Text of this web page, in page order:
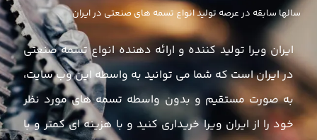
سالها سابقه در عرصه تولید انواع تسمه های صنعتی در ایران
ایران ویرا تولید کننده و ارائه دهنده انواع تسمه صنعتی
در ایران است که شما می توانید به واسطه این وب سایت،
به صورت مستقیم و بدون واسطه تسمه های مورد نظر
خود را از ایران ویرا خریداری کنید و با هزینه ای کمتر و با